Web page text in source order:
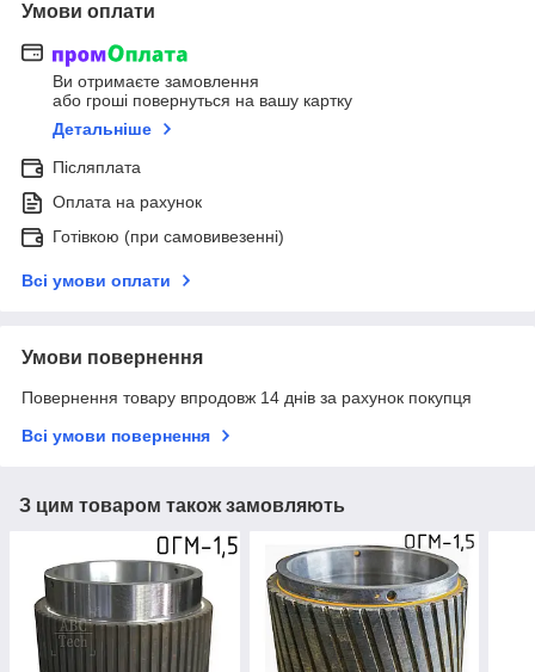
Умови оплати
Ви отримаєте замовлення
або гроші повернуться на вашу картку
Детальніше
Післяплата
Оплата на рахунок
Готівкою (при самовивезенні)
Всі умови оплати
Умови повернення
Повернення товару впродовж 14 днів за рахунок покупця
Всі умови повернення
З цим товаром також замовляють